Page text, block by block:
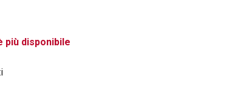
più disponibile